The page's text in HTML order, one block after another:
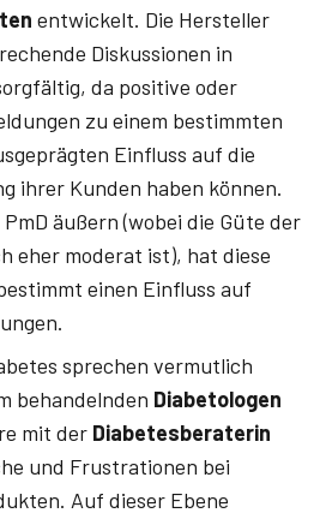
entwickelt. Die Hersteller
Diskussionen in
da positive oder
zu einem bestimmten
Einfluss auf die
ihrer Kunden haben können.
äußern (wobei die Güte der
eher moderat ist), hat diese
einen Einfluss auf
sprechen vermutlich
behandelnden Diabetologen
mit der Diabetesberaterin
und Frustrationen bei
Auf dieser Ebene